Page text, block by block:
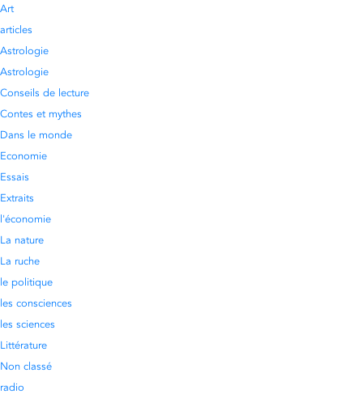
Art
articles
Astrologie
Astrologie
Conseils de lecture
Contes et mythes
Dans le monde
Economie
Essais
Extraits
l'économie
La nature
La ruche
le politique
les consciences
les sciences
Littérature
Non classé
radio